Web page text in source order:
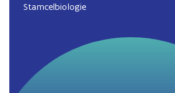
Stamcelbiologie